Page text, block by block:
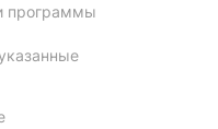
программы